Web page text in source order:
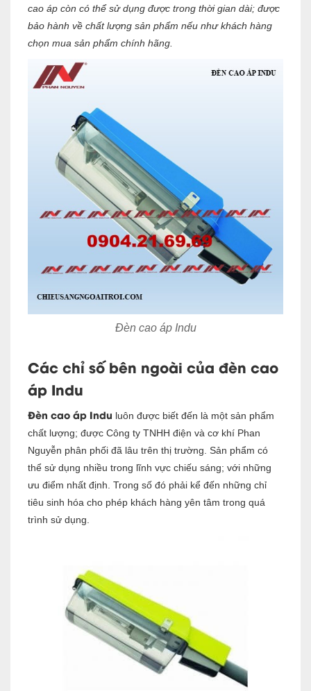
cao áp còn có thể sử dụng được trong thời gian dài; được
bảo hành về chất lượng sản phẩm nếu như khách hàng
chọn mua sản phẩm chính hãng.
Đèn cao áp Indu
Các chỉ số bên ngoài của đèn cao
áp Indu
Đèn cao áp Indu luôn được biết đến là một sản phẩm
chất lượng; được Công ty TNHH điện và cơ khí Phan
Nguyễn phân phối đã lâu trên thị trường. Sản phẩm có
thể sử dụng nhiều trong lĩnh vực chiếu sáng; với những
ưu điểm nhất định. Trong số đó phải kể đến những chỉ
tiêu sinh hóa cho phép khách hàng yên tâm trong quá
trình sử dụng.